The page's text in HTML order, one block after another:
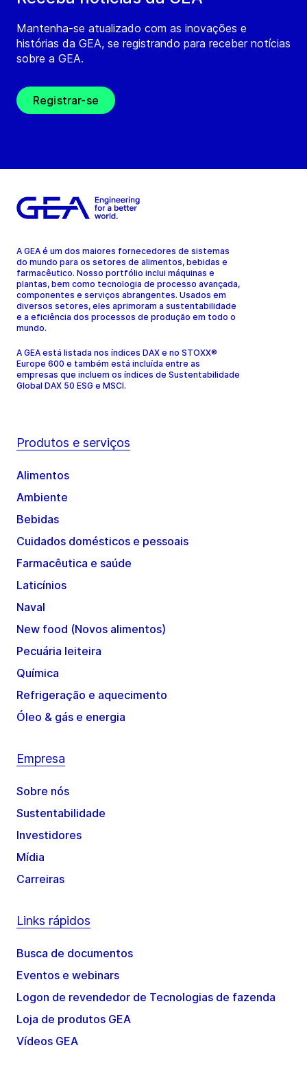
Mantenha-se atualizado com as inovações e
histórias da GEA, se registrando para receber notícias
sobre a GEA.
Registrar-se
A GEA é um dos maiores fornecedores de sistemas
do mundo para os setores de alimentos, bebidas e
farmacêutico. Nosso portfólio inclui máquinas e
plantas, bem como tecnologia de processo avançada,
componentes e serviços abrangentes. Usados em
diversos setores, eles aprimoram a sustentabilidade
e a eficiência dos processos de produção em todo o
mundo.
A GEA está listada nos índices DAX e no STOXX®
Europe 600 e também está incluída entre as
empresas que incluem os índices de Sustentabilidade
Global DAX 50 ESG e MSCI.
Produtos e serviços
Alimentos
Ambiente
Bebidas
Cuidados domésticos e pessoais
Farmacêutica e saúde
Laticínios
Naval
New food (Novos alimentos)
Pecuária leiteira
Química
Refrigeração e aquecimento
Óleo & gás e energia
Empresa
Sobre nós
Sustentabilidade
Investidores
Mídia
Carreiras
Links rápidos
Busca de documentos
Eventos e webinars
Logon de revendedor de Tecnologias de fazenda
Loja de produtos GEA
Vídeos GEA